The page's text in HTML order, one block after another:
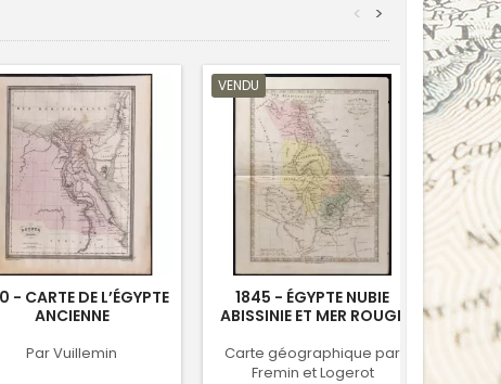
>
<
- CARTE DE L’ÉGYPTE
ANCIENNE
Par Vuillemin
VENDU
1845 - ÉGYPTE NUBIE
ABISSINIE ET MER ROUGE
Carte géographique par
Fremin et Logerot
VENDU
1857